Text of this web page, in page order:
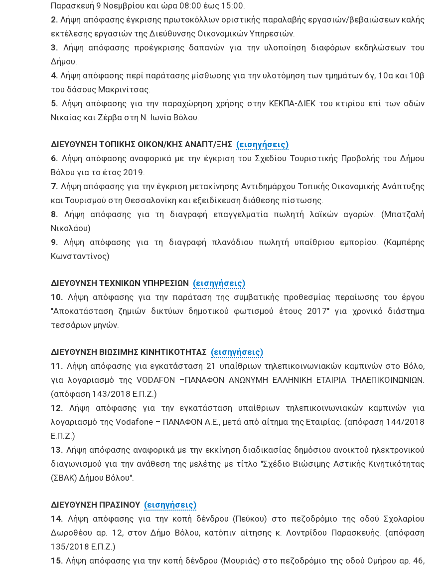
Παρασκευή 9 Νοεμβρίου και ώρα 08:00 έως 15:00.
2. Λήψη απόφασης έγκρισης πρωτοκόλλων οριστικής παραλαβής εργασιών/βεβαιώσεων καλής
εκτέλεσης εργασιών της Διεύθυνσης Οικονομικών Υπηρεσιών.
3. Λήψη απόφασης προέγκρισης δαπανών για την υλοποίηση διαφόρων εκδηλώσεων του
Δήμου.
4. Λήψη απόφασης περί παράτασης μίσθωσης για την υλοτόμηση των τμημάτων 6γ, 10α και 10β
του δάσους Μακρινίτσας.
5. Λήψη απόφασης για την παραχώρηση χρήσης στην ΚΕΚΠΑ-ΔΙΕΚ του κτιρίου επί των οδών
Νικαίας και Ζέρβα στη Ν. Ιωνία Βόλου.
ΔΙΕΥΘΥΝΣΗ ΤΟΠΙΚΗΣ ΟΙΚΟΝ/ΚΗΣ ΑΝΑΠΤ/ΞΗΣ (εισηγήσεις)
6. Λήψη απόφασης αναφορικά με την έγκριση του Σχεδίου Τουριστικής Προβολής του Δήμου
Βόλου για το έτος 2019.
7. Λήψη απόφασης για την έγκριση μετακίνησης Αντιδημάρχου Τοπικής Οικονομικής Ανάπτυξης
και Τουρισμού στη Θεσσαλονίκη και εξειδίκευση διάθεσης πίστωσης.
8. Λήψη απόφασης για τη διαγραφή επαγγελματία πωλητή λαϊκών αγορών. (Μπατζαλή
Νικολάου)
9. Λήψη απόφασης για τη διαγραφή πλανόδιου πωλητή υπαίθριου εμπορίου. (Καμπέρης
Κωνσταντίνος)
ΔΙΕΥΘΥΝΣΗ ΤΕΧΝΙΚΩΝ ΥΠΗΡΕΣΙΩΝ (εισηγήσεις)
10. Λήψη απόφασης για την παράταση της συμβατικής προθεσμίας περαίωσης του έργου
"Αποκατάσταση ζημιών δικτύων δημοτικού φωτισμού έτους 2017" για χρονικό διάστημα
τεσσάρων μηνών.
ΔΙΕΥΘΥΝΣΗ ΒΙΩΣΙΜΗΣ ΚΙΝΗΤΙΚΟΤΗΤΑΣ (εισηγήσεις)
11. Λήψη απόφασης για εγκατάσταση 21 υπαίθριων τηλεπικοινωνιακών καμπινών στο Βόλο,
για λογαριασμό της VODAFON –ΠΑΝΑΦΟΝ ΑΝΩΝΥΜΗ ΕΛΛΗΝΙΚΗ ΕΤΑΙΡΙΑ ΤΗΛΕΠΙΚΟΙΝΩΝΙΩΝ.
(απόφαση 143/2018 Ε.Π.Ζ.)
12. Λήψη απόφασης για την εγκατάσταση υπαίθριων τηλεπικοινωνιακών καμπινών για
λογαριασμό της Vodafone – ΠΑΝΑΦΟΝ Α.Ε., μετά από αίτημα της Εταιρίας. (απόφαση 144/2018
Ε.Π.Ζ.)
13. Λήψη απόφασης αναφορικά με την εκκίνηση διαδικασίας δημόσιου ανοικτού ηλεκτρονικού
διαγωνισμού για την ανάθεση της μελέτης με τίτλο "Σχέδιο Βιώσιμης Αστικής Κινητικότητας
(ΣΒΑΚ) Δήμου Βόλου".
ΔΙΕΥΘΥΝΣΗ ΠΡΑΣΙΝΟΥ (εισηγήσεις)
14. Λήψη απόφασης για την κοπή δένδρου (Πεύκου) στο πεζοδρόμιο της οδού Σχολαρίου
Δωροθέου αρ. 12, στον Δήμο Βόλου, κατόπιν αίτησης κ. Λοντρίδου Παρασκευής. (απόφαση
135/2018 Ε.Π.Ζ.)
15. Λήψη απόφασης για την κοπή δένδρου (Μουριάς) στο πεζοδρόμιο της οδού Ομήρου αρ. 46,